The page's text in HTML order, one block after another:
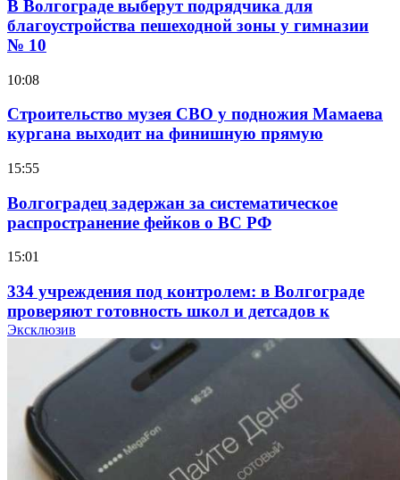
В Волгограде выберут подрядчика для
благоустройства пешеходной зоны у гимназии
№ 10
10:08
Строительство музея СВО у подножия Мамаева
кургана выходит на финишную прямую
15:55
Волгоградец задержан за систематическое
распространение фейков о ВС РФ
15:01
334 учреждения под контролем: в Волгограде
проверяют готовность школ и детсадов к
учебному году
Покушение на убийство в Волгограде: девушка
напала на незнакомую женщину с ножом
12:39
Эксклюзив